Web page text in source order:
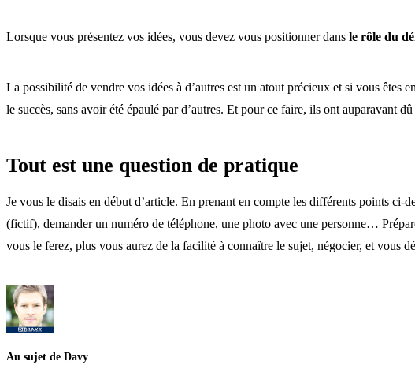
Lorsque vous présentez vos idées, vous devez vous positionner dans le rôle du
La possibilité de vendre vos idées à d’autres est un atout précieux et si vous êtes
le succès, sans avoir été épaulé par d’autres. Et pour ce faire, ils ont auparavant
Tout est une question de pratique
Je vous le disais en début d’article. En prenant en compte les différents points ci-
(fictif), demander un numéro de téléphone, une photo avec une personne…
vous le ferez, plus vous aurez de la facilité à connaître le sujet, négocier, et vous
Au sujet de Davy